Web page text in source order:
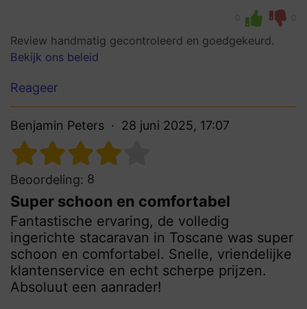
0 0
Review handmatig gecontroleerd en goedgekeurd.
Bekijk ons beleid
Reageer
Benjamin Peters 28 juni 2025, 17:07
Beoordeling: 8
Super schoon en comfortabel
Fantastische ervaring, de volledig
ingerichte stacaravan in Toscane was super
schoon en comfortabel. Snelle, vriendelijke
klantenservice en echt scherpe prijzen.
Absoluut een aanrader!